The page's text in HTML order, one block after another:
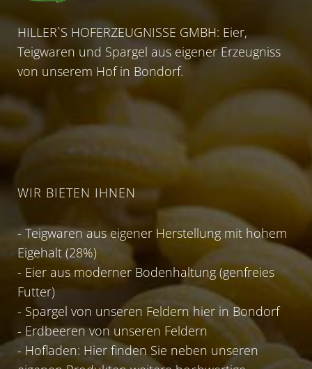
HILLER`S HOFERZEUGNISSE GMBH: Eier,
Teigwaren und Spargel aus eigener Erzeugniss
von unserem Hof in Bondorf.
WIR BIETEN IHNEN
- Teigwaren aus eigener Herstellung mit hohem
Eigehalt (28%)
- Eier aus moderner Bodenhaltung (genfreies
Futter)
- Spargel von unseren Feldern hier in Bondorf
- Erdbeeren von unseren Feldern
- Hofladen: Hier finden Sie neben unseren